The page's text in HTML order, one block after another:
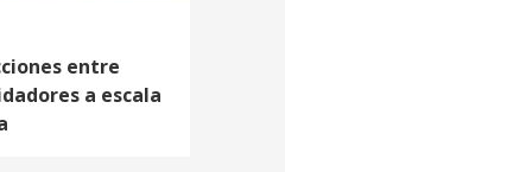
entre
a escala